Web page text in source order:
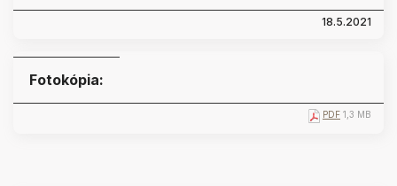
18.5.2021
Fotokópia:
PDF 1,3 MB